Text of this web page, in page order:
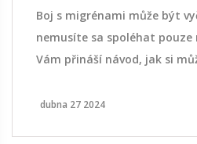
Boj s migrénami může být
nemusíte sa spoléhat
Vám přináší návod, jak si
zvládnete provádět sami
dubna 27 2024